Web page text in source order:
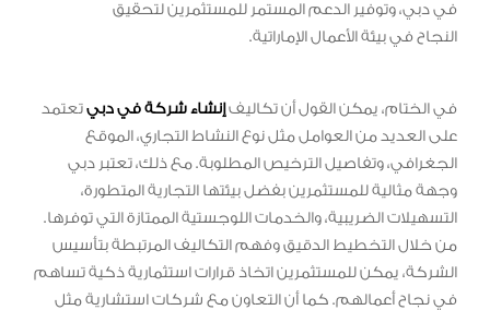
في دبي، وتوفير الدعم المستمر للمستثمرين لتحقيق
النجاح في بيئة الأعمال الإماراتية.
في الختام، يمكن القول أن تكاليف إنشاء شركة في دبيتعتمد
على العديد من العوامل مثل نوع النشاط التجاري، الموقع
الجغرافي، وتفاصيل الترخيص المطلوبة. مع ذلك، تعتبر دبي
وجهة مثالية للمستثمرين بفضل بيئتها التجارية المتطورة،
التسهيلات الضريبية، والخدمات اللوجستية الممتازة التي توفرها.
من خلال التخطيط الدقيق وفهم التكاليف المرتبطة بتأسيس
الشركة، يمكن للمستثمرين اتخاذ قرارات استثمارية ذكية تساهم
في نجاح أعمالهم. كما أن التعاون مع شركات استشارية مثل